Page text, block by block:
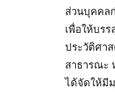
ส่วนบุคคล
เพื่อให้บร
ประวัติศา
สาธารณะ
ได้จัดให้มี